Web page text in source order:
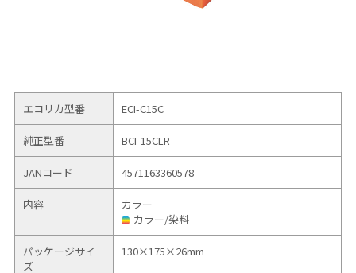
エコリカ型番 ECI-C15C
純正型番 BCI-15CLR
JANコード 4571163360578
内容
カラー
カラー/染料
パッケージサイ
ズ
130×175×26mm